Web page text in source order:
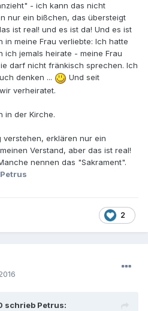
- ich kann das nicht
nur ein bißchen, das übersteigt
ist real! und es ist da! Und es ist
in meine Frau verliebte: Ich hatte
ich jemals heirate - meine Frau
darf nicht fränkisch sprechen. Ich
denken ...
Und seit
verheiratet.
in der Kirche.
erklären nur ein
Verstand, aber das ist real!
nennen das "Sakrament".
2
schrieb Petrus: